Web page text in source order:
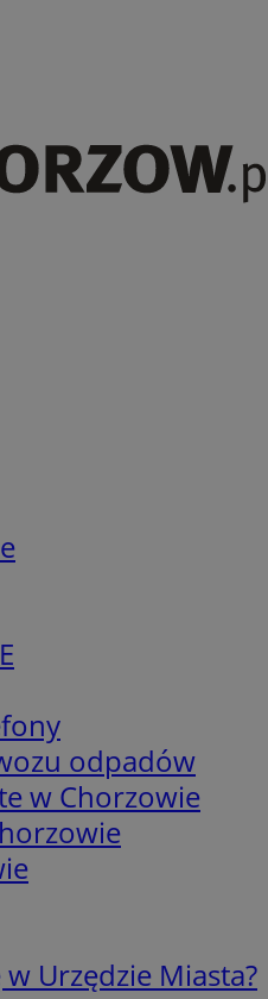
odpadów
w Chorzowie
w Urzędzie Miasta?